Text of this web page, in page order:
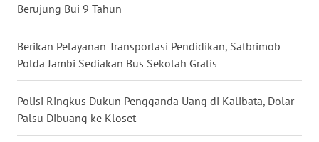
Berujung Bui 9 Tahun
Berikan Pelayanan Transportasi Pendidikan, Satbrimob
Polda Jambi Sediakan Bus Sekolah Gratis
Polisi Ringkus Dukun Pengganda Uang di Kalibata, Dolar
Palsu Dibuang ke Kloset
WN
JATENG
WN
NUSANTARA
WN